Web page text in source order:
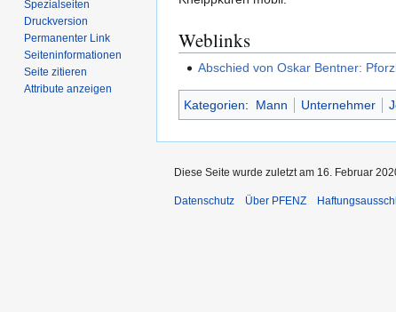
Weblinks
Abschied von Oskar Bentner:
Kategorien: Mann Unternehmer
Spezialseiten
Druckversion
Permanenter Link
Seiten­­informationen
Seite zitieren
Attribute anzeigen
Diese Seite wurde zuletzt am 16. Februar
Datenschutz Über PFENZ